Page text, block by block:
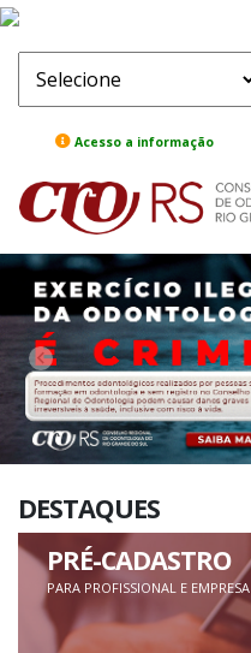
Acesso a informação
ComeBack
DESTAQUES
PRÉ-CADASTRO
PARA PROFISSIONAL E EMPRESA